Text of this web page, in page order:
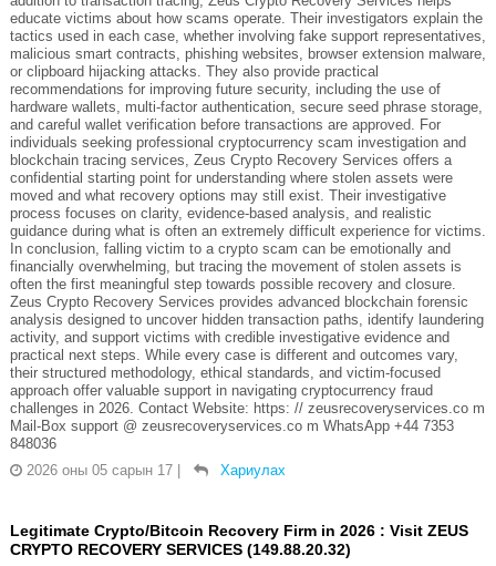
educate victims about how scams operate. Their investigators explain the
tactics used in each case, whether involving fake support representatives,
malicious smart contracts, phishing websites, browser extension malware,
or clipboard hijacking attacks. They also provide practical
recommendations for improving future security, including the use of
hardware wallets, multi-factor authentication, secure seed phrase storage,
and careful wallet verification before transactions are approved. For
individuals seeking professional cryptocurrency scam investigation and
blockchain tracing services, Zeus Crypto Recovery Services offers a
confidential starting point for understanding where stolen assets were
moved and what recovery options may still exist. Their investigative
process focuses on clarity, evidence-based analysis, and realistic
guidance during what is often an extremely difficult experience for victims.
In conclusion, falling victim to a crypto scam can be emotionally and
financially overwhelming, but tracing the movement of stolen assets is
often the first meaningful step towards possible recovery and closure.
Zeus Crypto Recovery Services provides advanced blockchain forensic
analysis designed to uncover hidden transaction paths, identify laundering
activity, and support victims with credible investigative evidence and
practical next steps. While every case is different and outcomes vary,
their structured methodology, ethical standards, and victim-focused
approach offer valuable support in navigating cryptocurrency fraud
challenges in 2026. Contact Website: https: // zeusrecoveryservices.co m
Mail-Box support @ zeusrecoveryservices.co m WhatsApp +44 7353
848036
2026 оны 05 сарын 17 | Хариулах
Legitimate Crypto/Bitcoin Recovery Firm in 2026 : Visit ZEUS
CRYPTO RECOVERY SERVICES (149.88.20.32)